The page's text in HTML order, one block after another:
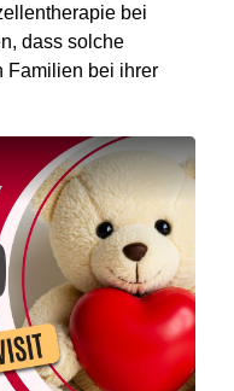
bei
dass solche
Familien bei ihrer